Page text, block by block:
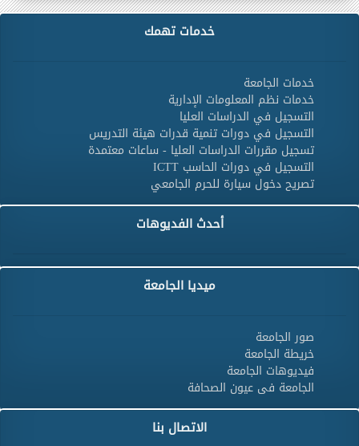
خدمات تهمك
خدمات الجامعة
خدمات نظم المعلومات الإدارية
التسجيل في الدراسات العليا
التسجيل في دورات تنمية قدرات هيئة التدريس
تسجيل مقررات الدراسات العليا - ساعات معتمدة
التسجيل في دورات الحاسب ICTT
تصريح دخول سيارة للحرم الجامعي
أحدث الفديوهات
ميديا الجامعة
صور الجامعة
خريطة الجامعة
فيديوهات الجامعة
الجامعة فى عيون الصحافة
الاتصال بنا